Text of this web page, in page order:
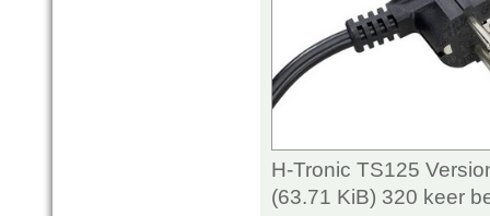
H-Tronic TS125
(63.71 KiB) 320 keer